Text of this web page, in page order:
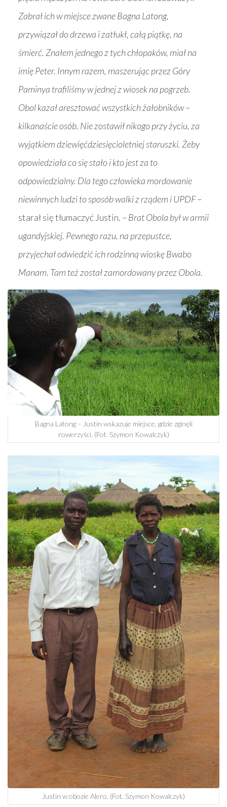
Zabrał ich w miejsce zwane Bagna Latong,
przywiązał do drzewa i zatłukł, całą piątkę, na
śmierć. Znałem jednego z tych chłopaków, miał na
imię Peter. Innym razem, maszerując przez Góry
Paminya trafiliśmy w jednej z wiosek na pogrzeb.
Obol kazał aresztować wszystkich żałobników –
kilkanaście osób. Nie zostawił nikogo przy życiu, za
wyjątkiem dziewięćdziesięcioletniej staruszki. Żeby
opowiedziała co się stało i kto jest za to
odpowiedzialny. Dla tego człowieka mordowanie
niewinnych ludzi to sposób walki z rządem i UPDF–
starał się tłumaczyć Justin. – Brat Obola był w armii
ugandyjskiej. Pewnego razu, na przepustce,
przyjechał odwiedzić ich rodzinną wioskę Bwabo
Manam. Tam też został zamordowany przez Obola.
Bagna Latong – Justin wskazuje miejsce, gdzie zginęli
rowerzyści. (Fot. Szymon Kowalczyk)
Justin w obozie Alero. (Fot. Szymon Kowalczyk)